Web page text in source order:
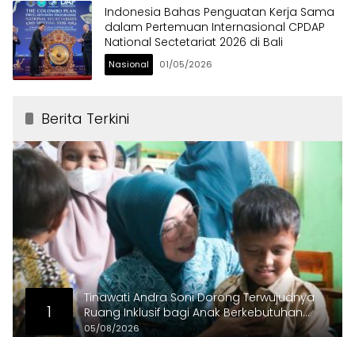
Indonesia Bahas Penguatan Kerja Sama
dalam Pertemuan Internasional CPDAP
National Sectetariat 2026 di Bali
Nasional 01/05/2026
Berita Terkini
1
Tinawati Andra Soni Dorong Terwujudnya
Ruang Inklusif bagi Anak Berkebutuhan
Khusus
05/08/2026